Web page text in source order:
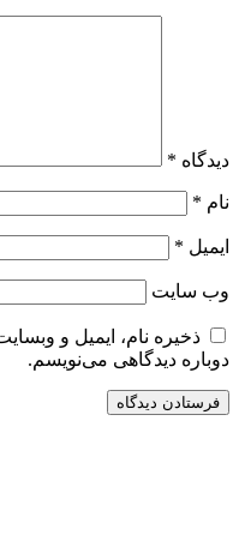
دیدگاه *
نام *
ایمیل *
وب‌ سایت
ذخیره نام، ایمیل و
دوباره دیدگاهی می‌نویسم.